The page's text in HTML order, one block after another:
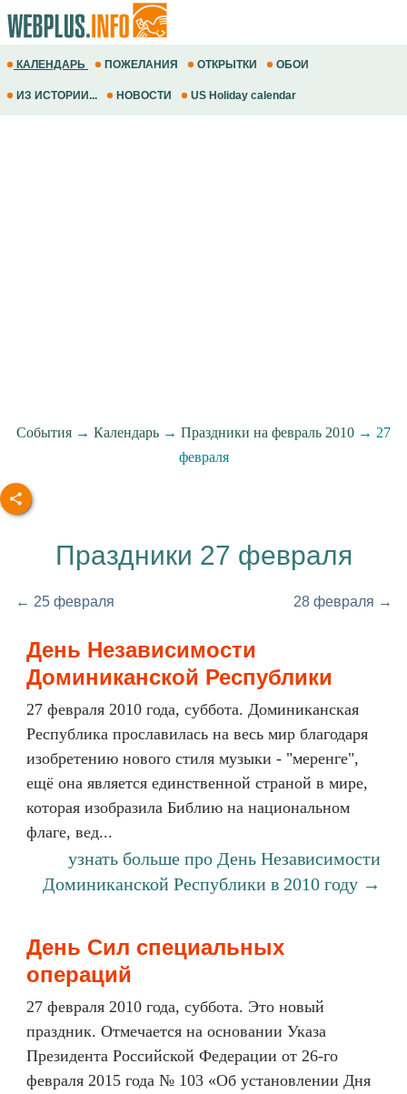
КАЛЕНДАРЬ ПОЖЕЛАНИЯ ОТКРЫТКИ ОБОИ
ИЗ ИСТОРИИ... НОВОСТИ US Holiday calendar
События → Календарь → Праздники на февраль 2010 → 27
февраля
Праздники 27 февраля
← 25 февраля 28 февраля →
День Независимости
Доминиканской Республики
27 февраля 2010 года, суббота. Доминиканская
Республика прославилась на весь мир благодаря
изобретению нового стиля музыки - "меренге",
ещё она является единственной страной в мире,
которая изобразила Библию на национальном
флаге, вед...
узнать больше про День Независимости
Доминиканской Республики в 2010 году →
День Сил специальных
операций
27 февраля 2010 года, суббота. Это новый
праздник. Отмечается на основании Указа
Президента Российской Федерации от 26-го
февраля 2015 года № 103 «Об установлении Дня